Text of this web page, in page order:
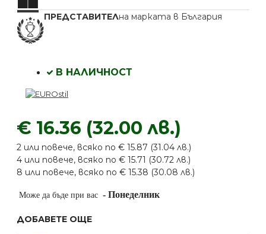
ПРЕДСТАВИТЕЛна марката в България
€ 16.36 (32.00 лв.)
2 или повече, всяко по € 15.87 (31.04 лв.)
4 или повече, всяко по € 15.71 (30.72 лв.)
8 или повече, всяко по € 15.38 (30.08 лв.)
В НАЛИЧНОСТ
Може да бъде при вас - Понеделник
ДОБАВЕТЕ ОЩЕ